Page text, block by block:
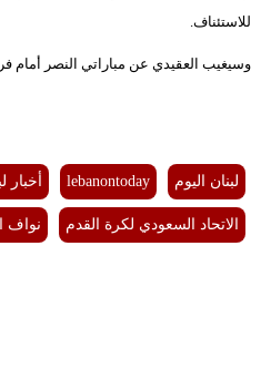
للاستئناف.
وسيغيب العقيدي عن مباراتي النصر
لبنان اليوم lebanontoday أخبار
الاتحاد السعودي لكرة القدم نواف